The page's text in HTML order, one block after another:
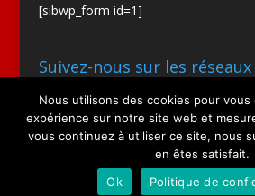
[sibwp_form id=1]
Suivez-nous sur les
Site par SIOO
Nous utilisons des cookies pour vous
expérience sur notre site web et
vous continuez à utiliser ce site, nous
en êtes satisfait.
Ok
Politique de